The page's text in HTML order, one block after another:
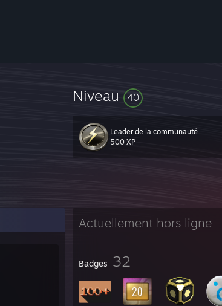
Niveau 40
Leader de la communauté
500 XP
Actuellement hors ligne
Badges 32